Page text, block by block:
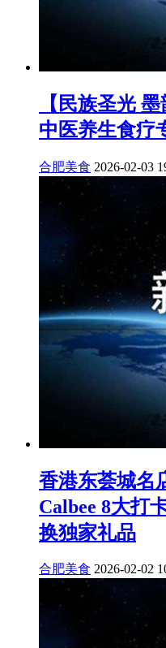
【民族圣光
中医养生食疗
合肥美食 2026-02-03
香港东荟城名
Calbee 8大打
换独家礼品
合肥美食 2026-02-02